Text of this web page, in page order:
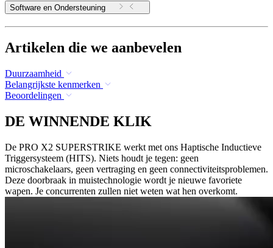
Software en Ondersteuning
Artikelen die we aanbevelen
Duurzaamheid
Belangrijkste kenmerken
Beoordelingen
DE WINNENDE KLIK
De PRO X2 SUPERSTRIKE werkt met ons Haptische Inductieve
Triggersysteem (HITS). Niets houdt je tegen: geen
microschakelaars, geen vertraging en geen connectiviteitsproblemen.
Deze doorbraak in muistechnologie wordt je nieuwe favoriete
wapen. Je concurrenten zullen niet weten wat hen overkomt.